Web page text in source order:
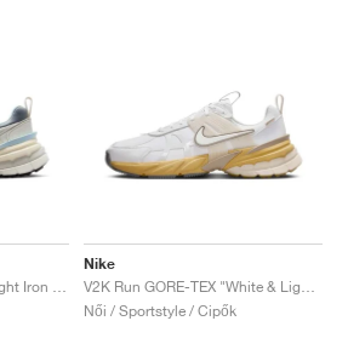
V2K Run "Light Bone & Light Iron Ore"
Nike
V2K Run GORE-TEX "White & Light Bone"
Női / Sportstyle / Cipők